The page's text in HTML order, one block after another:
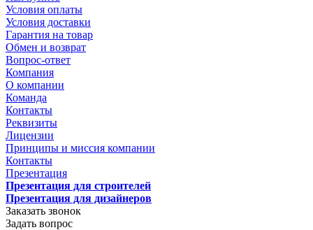
Условия оплаты
Условия доставки
Гарантия на товар
Обмен и возврат
Вопрос-ответ
Компания
О компании
Команда
Контакты
Реквизиты
Лицензии
Принципы и миссия компании
Контакты
Презентация
Презентация для строителей
Презентация для дизайнеров
Заказать звонок
Задать вопрос